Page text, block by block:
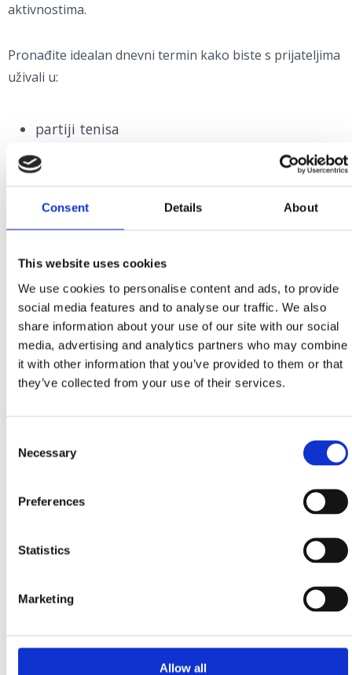
Consent Details About
This website uses cookies
We use cookies to personalise content and ads, to provide
social media features and to analyse our traffic. We also
share information about your use of our site with our social
media, advertising and analytics partners who may combine
it with other information that you’ve provided to them or that
they’ve collected from your use of their services.
Selection
Necessary
Preferences
Statistics
Marketing
Allow all
aktivnostima.
Pronađite idealan dnevni termin kako biste s prijateljima
uživali u:
partiji tenisa
odbojci na pijesku
badmintonu
stolnom tenisu
Zbog svojih kvalitetnih terena i sportskih sadržaja, centri
su pogodni za organiziranje sportskih natjecanja,
priprema sportaša i ostalih profesionalnih sportskih
aktivnosti.
SPORTSKI CENTAR OMORIKA - KAČJAK
+385 95 377 7850, +385 91 527 1223
SPORTSKI CENTAR JELIČIĆ